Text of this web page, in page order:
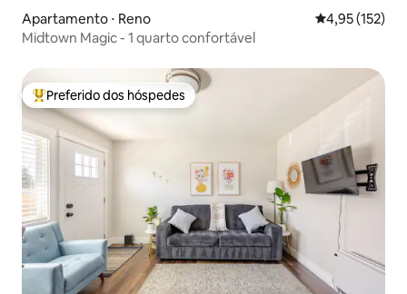
Apartamento ⋅ Reno 4,95 de uma
4,95 (152)
Midtown Magic - 1 quarto confortável
Entre os melhores preferidos dos hóspedes
Preferido dos hóspedes